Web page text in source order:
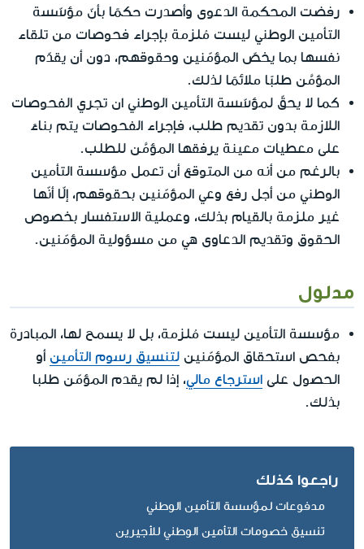
رفضت المحكمة الدعوى وأصدرت حكمًا بأنّ مؤسّسة
التأمين الوطني ليست مُلزمة بإجراء فحوصات من تلقاء
نفسها بما يخصّ المؤمّنين وحقوقهم، دون أن يقدّم
المؤمَّن طلبًا ملائمًا لذلك.
كما لا يحقّ لمؤسّسة التأمين الوطني ان تجري الفحوصات
اللازمة بدون تقديم طلب، فإجراء الفحوصات يتم بناءً
على معطيات معينة يرفقها المؤمَّن للطلب.
بالرغم من أنه من المتوقع أن تعمل مؤسسة التأمين
الوطني من أجل رفع وعي المؤمّنين بحقوقهم، إلّا أنّها
غير ملزمة بالقيام بذلك، وعملية الاستفسار بخصوص
الحقوق وتقديم الدعاوى هي من مسؤولية المؤمّنين.
مدلول
مؤسسة التأمين ليست مُلزمة، بل لا يسمح لها، المبادرة
بفحص استحقاق المؤمّنين لتنسيق رسوم التأمين أو
الحصول على استرجاع مالي، إذا لم يقدم المؤمّن طلبا
بذلك.
راجعوا كذلك
مدفوعات لمؤسسة التأمين الوطني
تنسيق خصومات التأمين الوطني للأجيرين